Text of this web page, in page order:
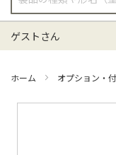
に
ス
キ
ッ
ゲストさん
ホーム オプション・